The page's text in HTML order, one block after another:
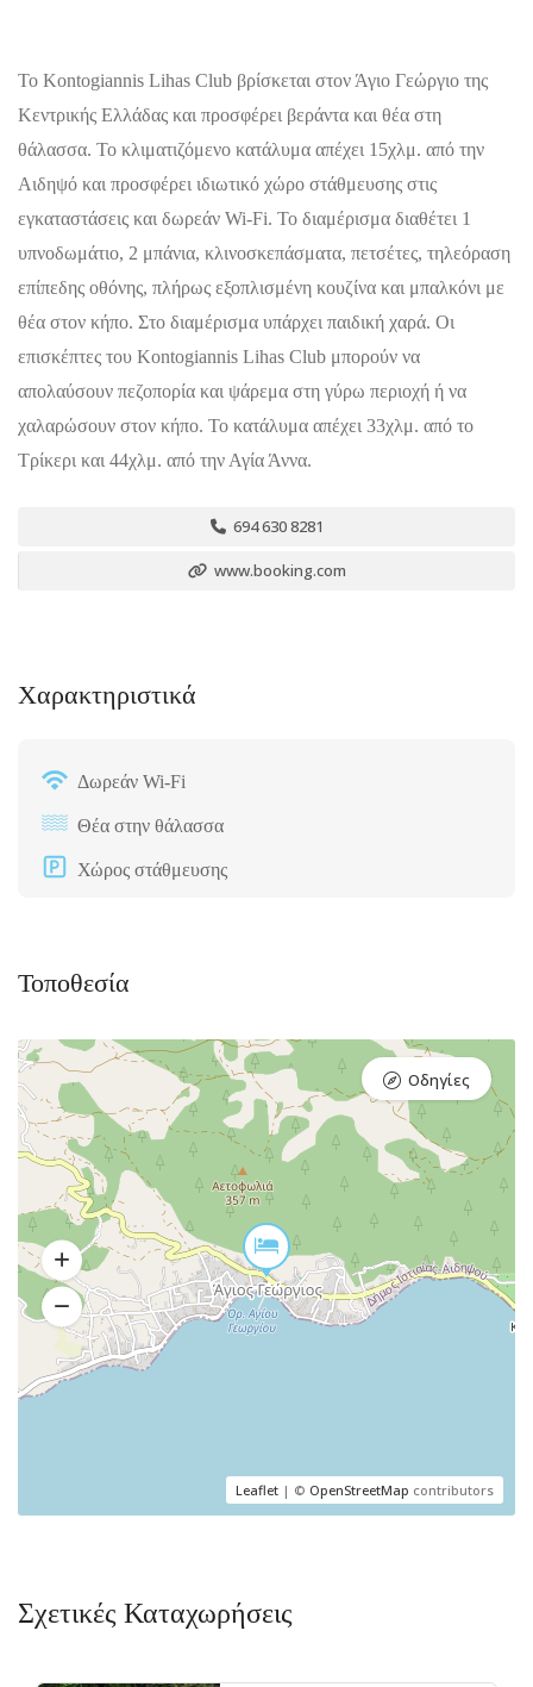
Το Kontogiannis Lihas Club βρίσκεται στον Άγιο Γεώργιο της
Κεντρικής Ελλάδας και προσφέρει βεράντα και θέα στη
θάλασσα. Το κλιματιζόμενο κατάλυμα απέχει 15χλμ. από την
Αιδηψό και προσφέρει ιδιωτικό χώρο στάθμευσης στις
εγκαταστάσεις και δωρεάν Wi-Fi. Το διαμέρισμα διαθέτει 1
υπνοδωμάτιο, 2 μπάνια, κλινοσκεπάσματα, πετσέτες, τηλεόραση
επίπεδης οθόνης, πλήρως εξοπλισμένη κουζίνα και μπαλκόνι με
θέα στον κήπο. Στο διαμέρισμα υπάρχει παιδική χαρά. Οι
επισκέπτες του Kontogiannis Lihas Club μπορούν να
απολαύσουν πεζοπορία και ψάρεμα στη γύρω περιοχή ή να
χαλαρώσουν στον κήπο. Το κατάλυμα απέχει 33χλμ. από το
Τρίκερι και 44χλμ. από την Αγία Άννα.
694 630 8281
www.booking.com
Χαρακτηριστικά
Δωρεάν Wi-Fi
Θέα στην θάλασσα
Χώρος στάθμευσης
Τοποθεσία
Leaflet | © OpenStreetMap contributors
Οδηγίες
Σχετικές Καταχωρήσεις